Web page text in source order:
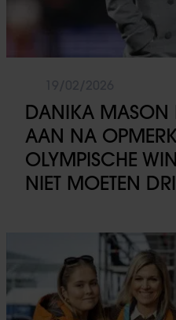
DANIKA MASON
AAN NA
OLYMPISCHE
NIET MOETEN